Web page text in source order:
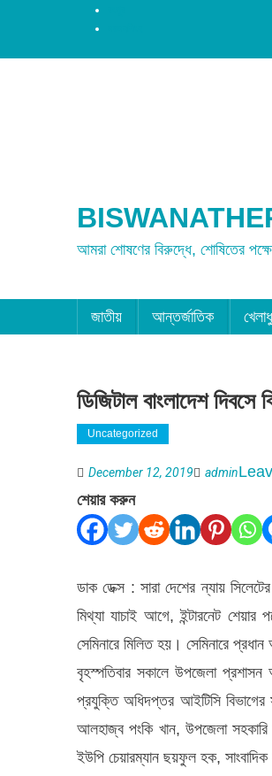
আমরা শোষণের বিরুদ্ধে, শোষিতের
জাতীয় আন্তর্জাতিক
ডিজিটাল বাংলাদেশ দিবসে
Uncategorized
December 12, 2019 admin
শেয়ার করুন
ডাক ডেক্স : সারা দেশের ন্যায়
মিথ্যা যাচাই আগে, ইন্টারনেট
সেমিনারে মিলিত হয়। সেমিনারে
বৃহস্পতিবার সকালে উপজেলা
প্রযুক্তি অধিদপ্তর আইটিসি বিভাগের
আলহাজ্ব পংকি খান, উপজেলা সহকারি
ইউপি চেয়ারম্যান ছয়ফুল হক,